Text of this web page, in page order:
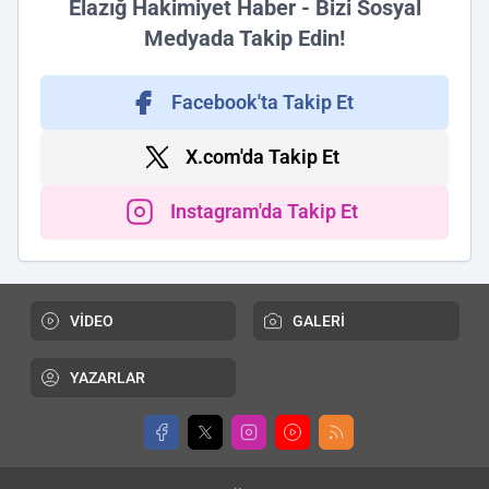
Elazığ Hakimiyet Haber - Bizi Sosyal
Medyada Takip Edin!
Facebook'ta Takip Et
X.com'da Takip Et
Instagram'da Takip Et
VİDEO GALERİ
YAZARLAR